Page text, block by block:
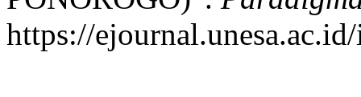
https://